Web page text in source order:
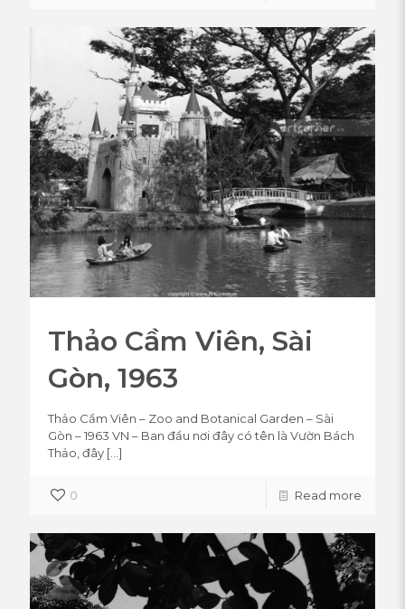
Thảo Cầm Viên, Sài
Gòn, 1963
Thảo Cầm Viên – Zoo and Botanical Garden – Sài
Gòn – 1963 VN – Ban đầu nơi đây có tên là Vườn Bách
Thảo, đây […]
0 Read more